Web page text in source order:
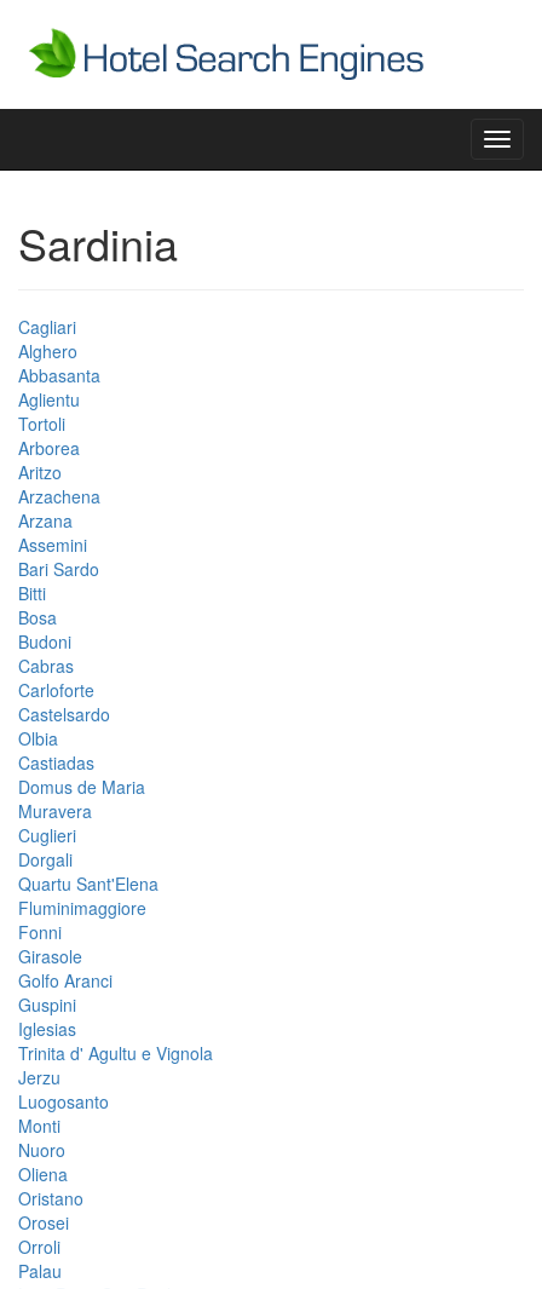
Sardinia
Cagliari
Alghero
Abbasanta
Aglientu
Tortoli
Arborea
Aritzo
Arzachena
Arzana
Assemini
Bari Sardo
Bitti
Bosa
Budoni
Cabras
Carloforte
Castelsardo
Olbia
Castiadas
Domus de Maria
Muravera
Cuglieri
Dorgali
Quartu Sant'Elena
Fluminimaggiore
Fonni
Girasole
Golfo Aranci
Guspini
Iglesias
Trinita d' Agultu e Vignola
Jerzu
Luogosanto
Monti
Nuoro
Oliena
Oristano
Orosei
Orroli
Palau